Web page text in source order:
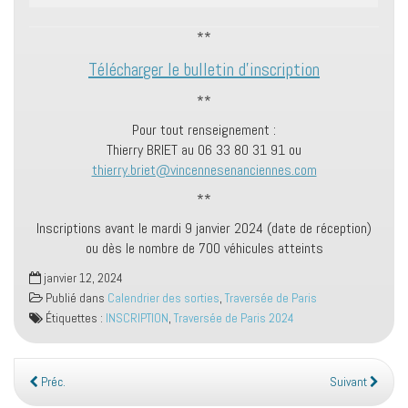
**
Télécharger le bulletin d’inscription
**
Pour tout renseignement :
Thierry BRIET au 06 33 80 31 91 ou
thierry.briet@vincennesenanciennes.com​
**
Inscriptions avant le mardi 9 janvier 2024 (date de réception)
ou dès le nombre de 700 véhicules atteints
janvier 12, 2024
Publié dans Calendrier des sorties, Traversée de Paris
Étiquettes : INSCRIPTION, Traversée de Paris 2024
Préc. Suivant